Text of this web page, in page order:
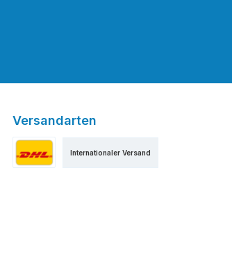
Versandarten
Internationaler Versand